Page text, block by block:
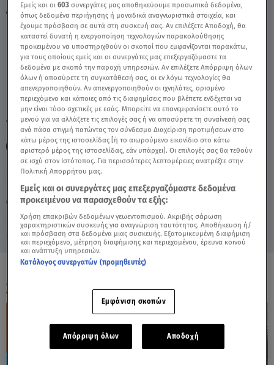
Πέμπτη 6 Αυγούστου 2026
06.03.22, 13:41 ΖΩΔΙΑ
Αιγόκερως Κυριακή 6/3/22 – Οι
Προβλέψεις Της Άσης Μπήλιου - Video
TAGS: ΖΩΔΙΑ ΖΩΔΙΑ ΑΣΗ ΜΠΗΛΙΟΥ ΑΣΗ ΜΠΗΛΙΟΥ
ΑΣΤΡΟΛΟΓΙΚΕΣ ΠΡΟΒΛΕΨΕΙΣ ΑΙΓΟΚΕΡΩΣ
ΟΛΑ ΤΑ ΒΙΝΤΕΟ
Εμείς και οι603 συνεργάτες μας αποθηκεύουμε προσωπικά δεδομένα,
όπως δεδομένα περιήγησης ή μοναδικά αναγνωριστικά στοιχεία, και
έχουμε πρόσβαση σε αυτά στη συσκευή σας. Αν επιλέξετε Αποδοχή, θα
καταστεί δυνατή η ενεργοποίηση τεχνολογιών παρακολούθησης
προκειμένου να υποστηριχθούν οι σκοποί που εμφανίζονται παρακάτω,
για τους οποίους εμείς και οι συνεργάτες μας επεξεργαζόμαστε τα
δεδομένα με σκοπό την παροχή υπηρεσιών. Αν επιλέξετε Απόρριψη όλων
όλων ή αποσύρετε τη συγκατάθεσή σας, οι εν λόγω τεχνολογίες θα
απενεργοποιηθούν. Αν απενεργοποιηθούν οι ιχνηλάτες, ορισμένο
περιεχόμενο και κάποιες από τις διαφημίσεις που βλέπετε ενδέχεται να
μην είναι τόσο σχετικές με εσάς. Μπορείτε να επανεμφανίσετε αυτό το
μενού για να αλλάξετε τις επιλογές σας ή να αποσύρετε τη συναίνεσή σας
ανά πάσα στιγμή πατώντας τον σύνδεσμο Διαχείριση προτιμήσεων στο
κάτω μέρος της ιστοσελίδας [ή το αιωρούμενο εικονίδιο στο κάτω
αριστερό μέρος της ιστοσελίδας, εάν υπάρχει]. Οι επιλογές σας θα τεθούν
σε ισχύ στον Ιστότοπος. Για περισσότερες λεπτομέρειες ανατρέξτε στην
Πολιτική Απορρήτου μας.
Εμείς και οι συνεργάτες μας επεξεργαζόμαστε δεδομένα
προκειμένου να παρασχεθούν τα εξής:
Χρήση επακριβών δεδομένων γεωεντοπισμού. Ακριβής σάρωση
χαρακτηριστικών συσκευής για αναγνώριση ταυτότητας. Αποθήκευση ή/
και πρόσβαση στα δεδομένα μιας συσκευής. Εξατομικευμένη διαφήμιση
και περιεχόμενο, μέτρηση διαφήμισης και περιεχομένου, έρευνα κοινού
και ανάπτυξη υπηρεσιών.
Κατάλογος συνεργατών (προμηθευτές)
Εμφάνιση σκοπών
Απόρριψη όλων Αποδοχή